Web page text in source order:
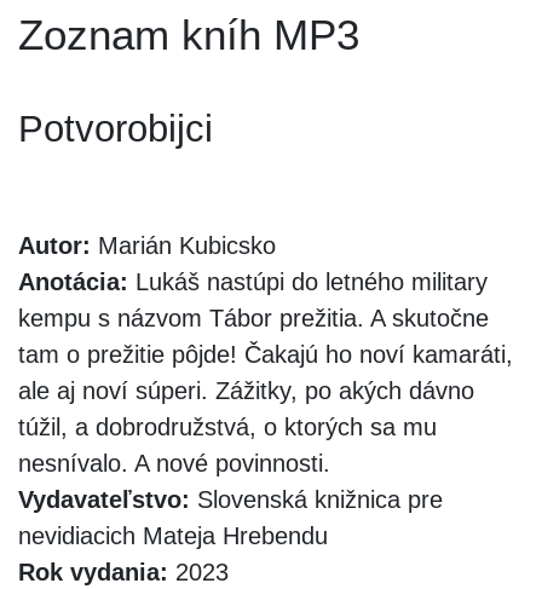
Zoznam kníh MP3
Potvorobijci
Autor: Marián Kubicsko
Anotácia: Lukáš nastúpi do letného military
kempu s názvom Tábor prežitia. A skutočne
tam o prežitie pôjde! Čakajú ho noví kamaráti,
ale aj noví súperi. Zážitky, po akých dávno
túžil, a dobrodružstvá, o ktorých sa mu
nesnívalo. A nové povinnosti.
Vydavateľstvo: Slovenská knižnica pre
nevidiacich Mateja Hrebendu
Rok vydania: 2023